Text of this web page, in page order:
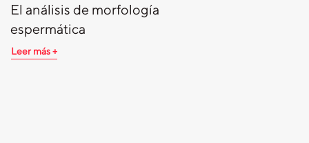
El análisis de morfología
espermática
Leer más +